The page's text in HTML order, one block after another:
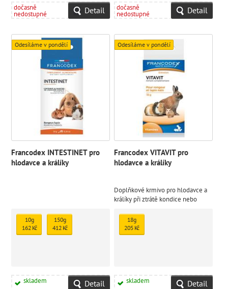
dočasně
nedostupné Detail dočasně
nedostupné Detail
Odesíláme v pondělí
Francodex INTESTINET pro
hlodavce a králíky
10g
162 Kč
150g
412 Kč
skladem Detail
Odesíláme v pondělí
Francodex VITAVIT pro
hlodavce a králíky
Doplňkové krmivo pro hlodavce a
králíky při ztrátě kondice nebo
18g
205 Kč
skladem Detail